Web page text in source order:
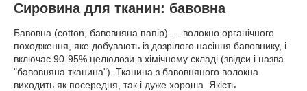
Сировина для тканин: бавовна
Бавовна (cotton, бавовняна папір) — волокно органічного
походження, яке добувають із дозрілого насіння бавовнику, і
включає 90-95% целюлози в хімічному складі (звідси і назва
"бавовняна тканина"). Тканина з бавовняного волокна
виходить як посередня, так і дуже хороша. Якість